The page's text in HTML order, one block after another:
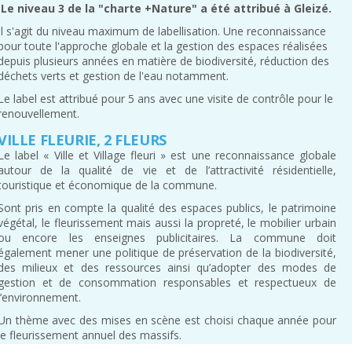
niveau 3 de la "charte +Nature" a été attribué à Gleizé.
s'agit du niveau maximum de labellisation. Une reconnaissance
toute l'approche globale et la gestion des espaces réalisées
plusieurs années en matière de biodiversité, réduction des
verts et gestion de l'eau notamment.
label est attribué pour 5 ans avec une visite de contrôle pour le
FLEURIE, 2 FLEURS
label « Ville et Village fleuri » est une reconnaissance globale
de la qualité de vie et de l’attractivité résidentielle,
et économique de la commune.
pris en compte la qualité des espaces publics, le patrimoine
le fleurissement mais aussi la propreté, le mobilier urbain
encore les enseignes publicitaires. La commune doit
mener une politique de préservation de la biodiversité,
milieux et des ressources ainsi qu’adopter des modes de
et de consommation responsables et respectueux de
thème avec des mises en scène est choisi chaque année pour
fleurissement annuel des massifs.